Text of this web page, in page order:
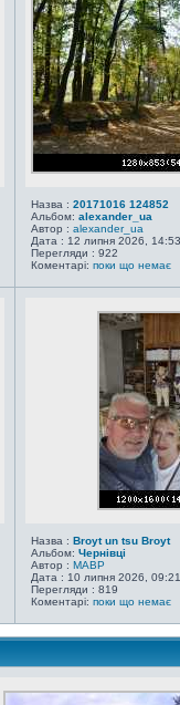
Назва : 20171016 124852
Альбом: alexander_ua
Автор : alexander_ua
Дата : 12 липня 2026, 14:53
Перегляди : 922
Коментарі: поки що немає
Назва : Broyt un tsu Broyt
Альбом: Чернівці
Автор : MABP
Дата : 10 липня 2026, 09:21
Перегляди : 819
Коментарі: поки що немає